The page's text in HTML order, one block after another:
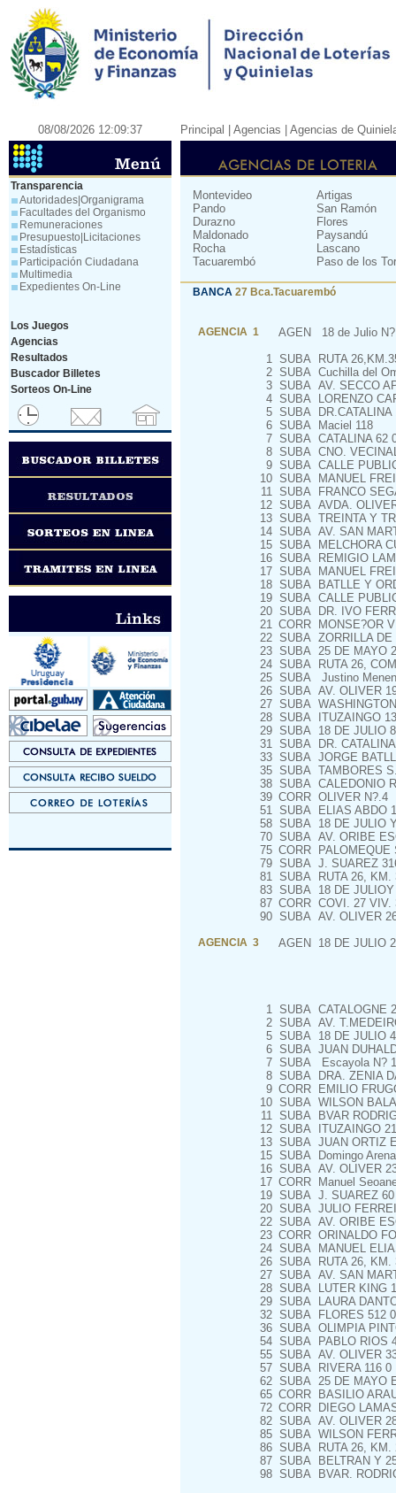
08/08/2026 12:09:37 Principal | Agencias | Agencias de
Transparencia
Autoridades|Organigrama
Facultades del Organismo
Remuneraciones
Presupuesto|Licitaciones
Estadísticas
Participación Ciudadana
Multimedia
Expedientes On-Line
Los Juegos
Agencias
Resultados
Buscador Billetes
Sorteos On-Line
Montevideo
Artigas
Pando
San Ramón
Durazno
Flores
Maldonado
Paysandú
Rocha
Lascano
Tacuarembó
Paso de los
BANCA 27 Bca.Tacuarembó
AGENCIA 1 AGEN 18 de Julio
1 SUBA RUTA
2 SUBA Cuchilla del
3 SUBA AV. SECCO
4 SUBA LORENZO
5 SUBA
6 SUBA Maciel 118
7 SUBA CATALINA 62
8 SUBA CNO.
9 SUBA CALLE
10 SUBA MANUEL
11 SUBA FRANCO
12 SUBA AVDA.
13 SUBA TREINTA Y
14 SUBA AV. SAN
15 SUBA MELCHORA
16 SUBA REMIGIO
17 SUBA MANUEL
18 SUBA BATLLE Y
19 SUBA CALLE
20 SUBA DR. IVO
21 CORR MONSE?OR
22 SUBA ZORRILLA
23 SUBA 25 DE MAYO
24 SUBA RUTA 26,
25 SUBA Justino
26 SUBA AV. OLIVER
27 SUBA
28 SUBA ITUZAINGO
29 SUBA 18 DE JULIO
31 SUBA DR.
33 SUBA JORGE
35 SUBA TAMBORES
38 SUBA CALEDONIO
39 CORR OLIVER N?.4
51 SUBA ELIAS ABDO
58 SUBA 18 DE JULIO
70 SUBA AV. ORIBE
75 CORR PALOMEQUE
79 SUBA J. SUAREZ
81 SUBA RUTA 26,
83 SUBA 18 DE
87 CORR COVI. 27 VIV.
90 SUBA AV. OLIVER
AGENCIA 3 AGEN 18 DE JULIO
1 SUBA CATALOGNE
2 SUBA AV.
5 SUBA 18 DE JULIO
6 SUBA JUAN
7 SUBA Escayola N?
8 SUBA DRA. ZENIA
9 CORR EMILIO
10 SUBA WILSON
11 SUBA BVAR
12 SUBA ITUZAINGO
13 SUBA JUAN ORTIZ
15 SUBA Domingo
16 SUBA AV. OLIVER
17 CORR Manuel
19 SUBA J. SUAREZ 60
20 SUBA JULIO
22 SUBA AV. ORIBE
23 CORR ORINALDO
24 SUBA MANUEL
26 SUBA RUTA 26, KM.
27 SUBA AV. SAN
28 SUBA LUTER KING
29 SUBA LAURA
32 SUBA FLORES 512 0
36 SUBA OLIMPIA
54 SUBA PABLO RIOS
55 SUBA AV. OLIVER
57 SUBA RIVERA 116 0
62 SUBA 25 DE MAYO
65 CORR BASILIO
72 CORR DIEGO
82 SUBA AV. OLIVER
85 SUBA WILSON
86 SUBA RUTA 26, KM.
87 SUBA BELTRAN Y
98 SUBA BVAR.